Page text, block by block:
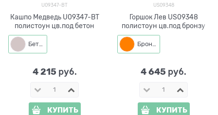
U09347-BT
Кашпо Медведь U09347-BT
полистоун цв.под бетон
Бетон
4 215 руб.
КУПИТЬ
US09348
Горшок Лев US09348
полистоун цв.под бронзу
Бронза
4 645 руб.
КУПИТЬ